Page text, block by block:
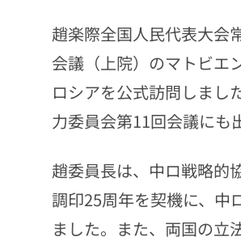
趙楽際全国人民代表大会
会議（上院）のマトビエ
ロシアを公式訪問しまし
力委員会第11回会議にも
趙委員長は、中ロ戦略的
調印25周年を契機に、中
ました。また、両国の立